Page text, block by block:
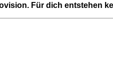
Für dich entstehen